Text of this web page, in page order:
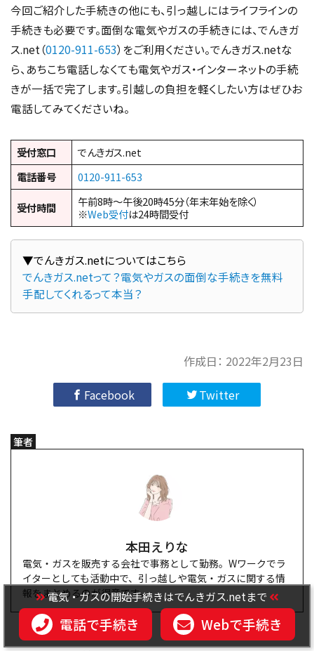
今回ご紹介した手続きの他にも、引っ越しにはライフラインの
手続きも必要です。面倒な電気やガスの手続きには、でんきガ
ス.net（0120-911-653）をご利用ください。でんきガス.netな
ら、あちこち電話しなくても電気やガス・インターネットの手続
きが一括で完了します。引越しの負担を軽くしたい方はぜひお
電話してみてくださいね。
受付窓口
でんきガス.net
電話番号
0120-911-653
受付時間
午前8時～午後20時45分（年末年始を除く）
※Web受付は24時間受付
でんきガス.netって？電気やガスの面倒な手続きを無料
手配してくれるって本当？
作成日： 2022年2月23日
Facebook
Twitter
筆者
本田えりな
電気・ガスを販売する会社で事務として勤務。Wワークでラ
イターとしても活動中で、引っ越しや電気・ガスに関する情
報をまとめるのが得意です。
電気・ガスの開始手続きはでんきガス.netまで
電話で手続き Webで手続き